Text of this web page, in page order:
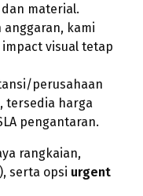
material.
anggaran, kami
visual tetap
perusahaan
tersedia harga
pengantaran.
rangkaian,
serta opsi urgent